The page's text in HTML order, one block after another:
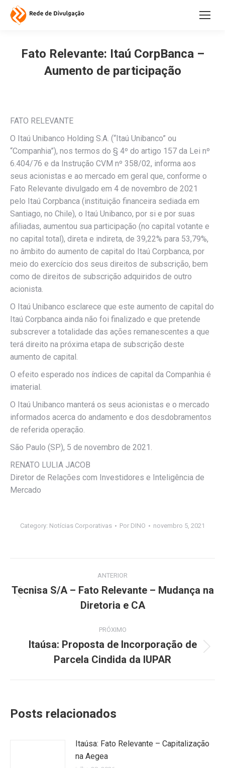
Fato Relevante: Itaú CorpBanca –
Aumento de participação
FATO RELEVANTE
O Itaú Unibanco Holding S.A. (“Itaú Unibanco” ou
“Companhia”), nos termos do § 4º do artigo 157 da Lei nº
6.404/76 e da Instrução CVM nº 358/02, informa aos
seus acionistas e ao mercado em geral que, conforme o
Fato Relevante divulgado em 4 de novembro de 2021
pelo Itaú Corpbanca (instituição financeira sediada em
Santiago, no Chile), o Itaú Unibanco, por si e por suas
afiliadas, aumentou sua participação (no capital votante e
no capital total), direta e indireta, de 39,22% para 53,79%,
no âmbito do aumento de capital do Itaú Corpbanca, por
meio do exercício dos seus direitos de subscrição, bem
como de direitos de subscrição adquiridos de outro
acionista.
O Itaú Unibanco esclarece que este aumento de capital do
Itaú Corpbanca ainda não foi finalizado e que pretende
subscrever a totalidade das ações remanescentes a que
terá direito na próxima etapa de subscrição deste
aumento de capital.
O efeito esperado nos índices de capital da Companhia é
imaterial.
O Itaú Unibanco manterá os seus acionistas e o mercado
informados acerca do andamento e dos desdobramentos
de referida operação.
São Paulo (SP), 5 de novembro de 2021.
RENATO LULIA JACOB
Diretor de Relações com Investidores e Inteligência de
Mercado
Category: Notícias Corporativas Por DINO novembro 5, 2021
de
ANTERIOR
anterior:
Tecnisa S/A – Fato Relevante – Mudança na
Diretoria e CA
PRÓXIMO
post:
Itaúsa: Proposta de Incorporação de
Parcela Cindida da IUPAR
Posts relacionados
Itaúsa: Fato Relevante – Capitalização
na Aegea